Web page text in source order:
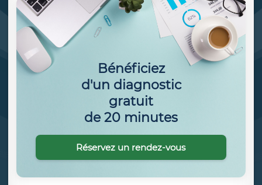
Bénéficiez
d'un diagnostic
gratuit
de 20 minutes
Réservez un rendez-vous